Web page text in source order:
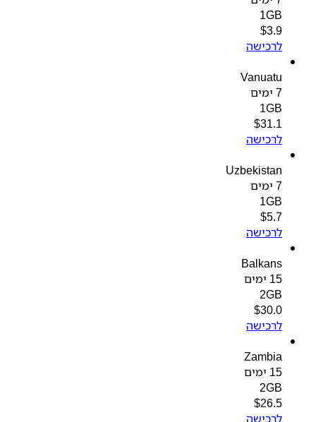
1GB
$
לרכישה
Vanuatu
1GB
$31.1
לרכישה
Uzbekistan
1GB
$
לרכישה
Balkans
2GB
$30.0
לרכישה
Zambia
2GB
$26.5
לרכישה